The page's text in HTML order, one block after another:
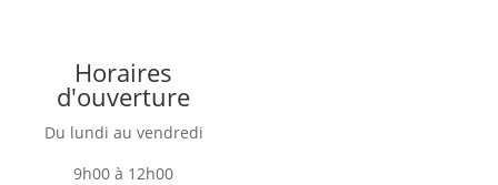
Horaires
d'ouverture
Du lundi au vendredi
9h00 à 12h00